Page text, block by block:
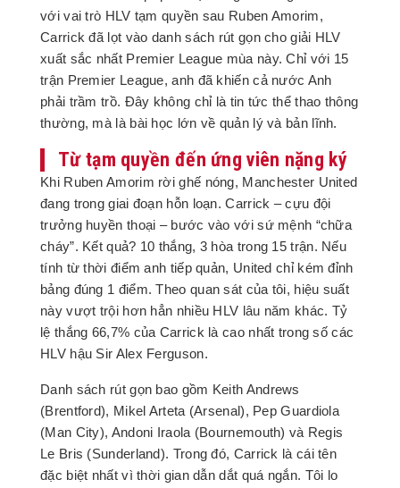
với vai trò HLV tạm quyền sau Ruben Amorim,
Carrick đã lọt vào danh sách rút gọn cho giải HLV
xuất sắc nhất Premier League mùa này. Chỉ với 15
trận Premier League, anh đã khiến cả nước Anh
phải trầm trồ. Đây không chỉ là tin tức thể thao thông
thường, mà là bài học lớn về quản lý và bản lĩnh.
Từ tạm quyền đến ứng viên nặng ký
Khi Ruben Amorim rời ghế nóng, Manchester United
đang trong giai đoạn hỗn loạn. Carrick – cựu đội
trưởng huyền thoại – bước vào với sứ mệnh “chữa
cháy”. Kết quả? 10 thắng, 3 hòa trong 15 trận. Nếu
tính từ thời điểm anh tiếp quản, United chỉ kém đỉnh
bảng đúng 1 điểm. Theo quan sát của tôi, hiệu suất
này vượt trội hơn hẳn nhiều HLV lâu năm khác. Tỷ
lệ thắng 66,7% của Carrick là cao nhất trong số các
HLV hậu Sir Alex Ferguson.
Danh sách rút gọn bao gồm Keith Andrews
(Brentford), Mikel Arteta (Arsenal), Pep Guardiola
(Man City), Andoni Iraola (Bournemouth) và Regis
Le Bris (Sunderland). Trong đó, Carrick là cái tên
đặc biệt nhất vì thời gian dẫn dắt quá ngắn. Tôi lo